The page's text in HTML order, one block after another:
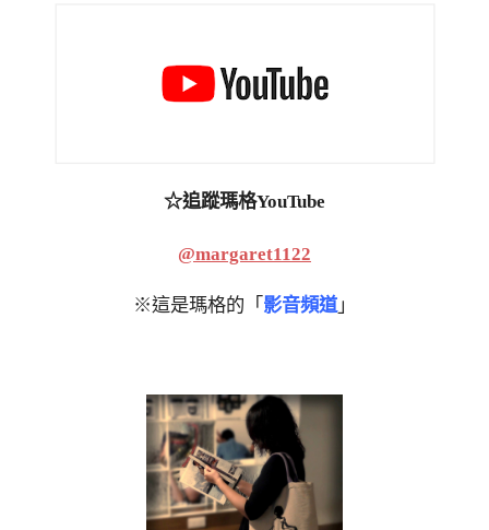
☆追蹤瑪格YouTube
@margaret1122
※這是瑪格的「 影音頻道」